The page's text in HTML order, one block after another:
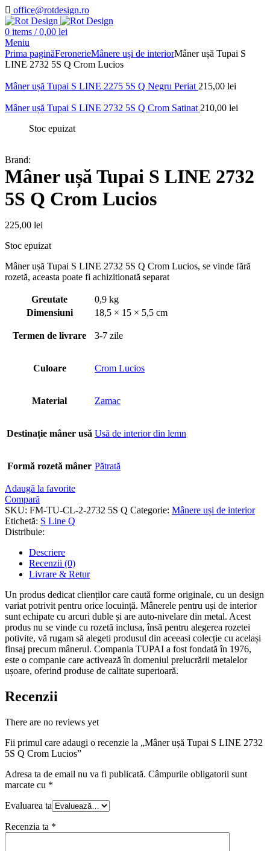
office@rotdesign.ro
0 items / 0,00 lei
Meniu
Prima paginăFeronerieMânere uși de interiorMâner ușă Tupai S
LINE 2732 5S Q Crom Lucios
Mâner ușă Tupai S LINE 2275 5S Q Negru Periat 215,00 lei
Mâner ușă Tupai S LINE 2732 5S Q Crom Satinat 210,00 lei
Stoc epuizat
Brand:
Mâner ușă Tupai S LINE 2732
5S Q Crom Lucios
225,00 lei
Stoc epuizat
Mâner ușă Tupai S LINE 2732 5S Q Crom Lucios, se vinde fără
rozetă, aceasta poate fi achizitionată separat
Greutate
0,9 kg
Dimensiuni
18,5 × 15 × 5,5 cm
Termen de livrare 3-7 zile
Culoare Crom Lucios
Material Zamac
Destinație mâner usă Usă de interior din lemn
Formă rozetă mâner Pătrată
Adaugă la favorite
Compară
SKU: FM-TU-CL-2-2732 5S Q Categorie: Mânere uși de interior
Etichetă: S Line Q
Distribuie:
Descriere
Recenzii (0)
Livrare & Retur
Un produs dedicat clienților care caută forme originale, cu un design
variat potrivit pentru orice locuință. Mânerele pentru uși de interior
sunt echipate cu arcuri duble și are auto-nivelare din metal. Acest
produs nu se vinde cu rozetă inclusa, însă pentru alegerea rozetei
potivite, vă rugam să alegeti produsul din aceeasi colecție cu același
finsaj precum mânerul. Compania TUPAI a fost fondată în 1976,
este o companie care activează în domeniul prelucrării metalelor
ușoare, oferind produse de calitate superioară.
Recenzii
There are no reviews yet
Fii primul care adaugi o recenzie la „Mâner ușă Tupai S LINE 2732
5S Q Crom Lucios”
Adresa ta de email nu va fi publicată. Câmpurile obligatorii sunt
marcate cu *
Evaluarea ta
Recenzia ta *